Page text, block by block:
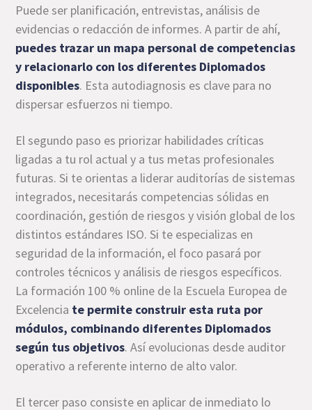
Puede ser planificación, entrevistas, análisis de
evidencias o redacción de informes. A partir de ahí,
puedes trazar un mapa personal de competencias
y relacionarlo con los diferentes Diplomados
disponibles. Esta autodiagnosis es clave para no
dispersar esfuerzos ni tiempo.
El segundo paso es priorizar habilidades críticas
ligadas a tu rol actual y a tus metas profesionales
futuras. Si te orientas a liderar auditorías de sistemas
integrados, necesitarás competencias sólidas en
coordinación, gestión de riesgos y visión global de los
distintos estándares ISO. Si te especializas en
seguridad de la información, el foco pasará por
controles técnicos y análisis de riesgos específicos.
La formación 100 % online de la Escuela Europea de
Excelencia te permite construir esta ruta por
módulos, combinando diferentes Diplomados
según tus objetivos. Así evolucionas desde auditor
operativo a referente interno de alto valor.
El tercer paso consiste en aplicar de inmediato lo